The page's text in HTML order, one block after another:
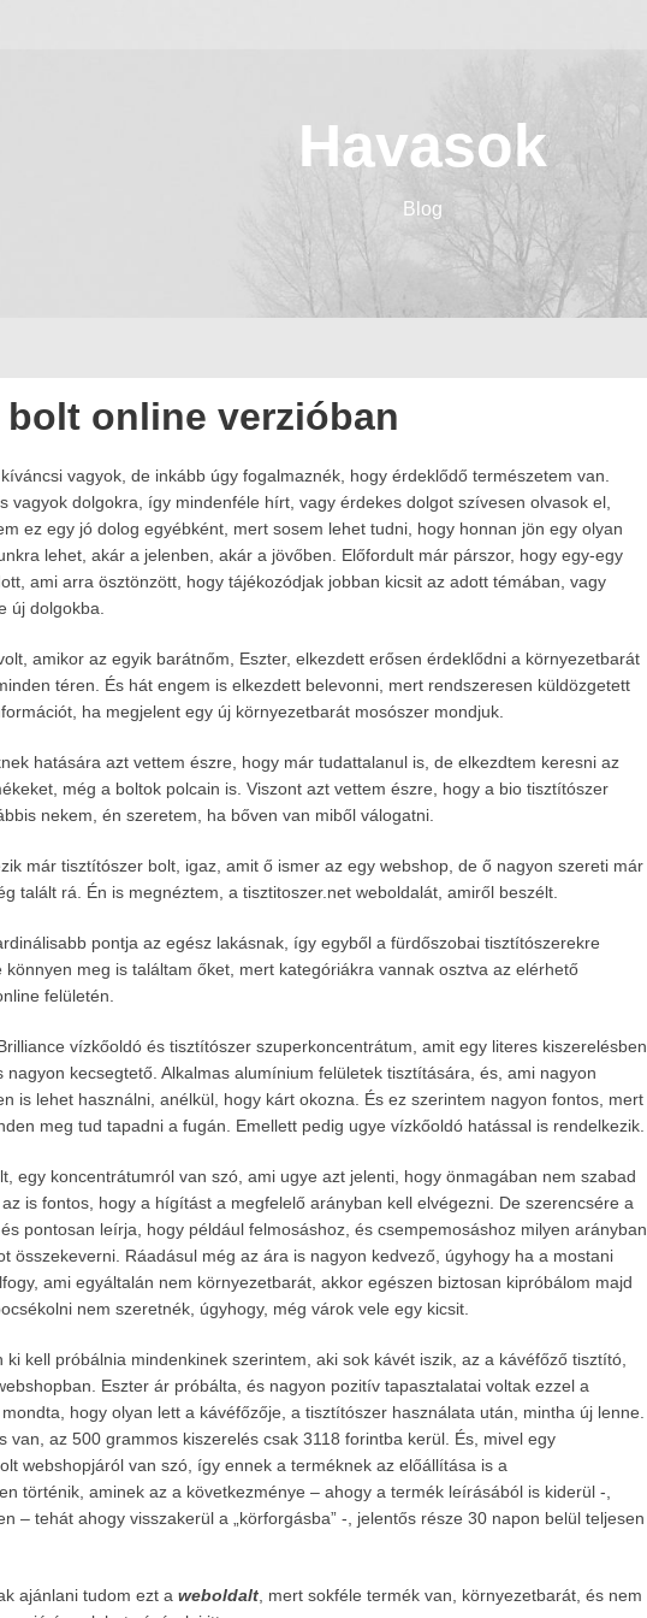
Havasok
Blog
online verzióban
vagyok, de inkább úgy fogalmaznék, hogy érdeklődő természetem van.
vagyok dolgokra, így mindenféle hírt, vagy érdekes dolgot szívesen olvasok el,
ez egy jó dolog egyébként, mert sosem lehet tudni, hogy honnan jön egy olyan
lehet, akár a jelenben, akár a jövőben. Előfordult már párszor, hogy egy-egy
ami arra ösztönzött, hogy tájékozódjak jobban kicsit az adott témában, vagy
új dolgokba.
amikor az egyik barátnőm, Eszter, elkezdett erősen érdeklődni a környezetbarát
téren. És hát engem is elkezdett belevonni, mert rendszeresen küldözgetett
ha megjelent egy új környezetbarát mosószer mondjuk.
hatására azt vettem észre, hogy már tudattalanul is, de elkezdtem keresni az
még a boltok polcain is. Viszont azt vettem észre, hogy a bio tisztítószer
nekem, én szeretem, ha bőven van miből válogatni.
már tisztítószer bolt, igaz, amit ő ismer az egy webshop, de ő nagyon szereti már
talált rá. Én is megnéztem, a tisztitoszer.net weboldalát, amiről beszélt.
pontja az egész lakásnak, így egyből a fürdőszobai tisztítószerekre
meg is találtam őket, mert kategóriákra vannak osztva az elérhető
felületén.
vízkőoldó és tisztítószer szuperkoncentrátum, amit egy literes kiszerelésben
nagyon kecsegtető. Alkalmas alumínium felületek tisztítására, és, ami nagyon
is lehet használni, anélkül, hogy kárt okozna. És ez szerintem nagyon fontos, mert
meg tud tapadni a fugán. Emellett pedig ugye vízkőoldó hatással is rendelkezik.
egy koncentrátumról van szó, ami ugye azt jelenti, hogy önmagában nem szabad
is fontos, hogy a hígítást a megfelelő arányban kell elvégezni. De szerencsére a
pontosan leírja, hogy például felmosáshoz, és csempemosáshoz milyen arányban
összekeverni. Ráadásul még az ára is nagyon kedvező, úgyhogy ha a mostani
ami egyáltalán nem környezetbarát, akkor egészen biztosan kipróbálom majd
nem szeretnék, úgyhogy, még várok vele egy kicsit.
kell próbálnia mindenkinek szerintem, aki sok kávét iszik, az a kávéfőző tisztító,
Eszter ár próbálta, és nagyon pozitív tapasztalatai voltak ezzel a
hogy olyan lett a kávéfőzője, a tisztítószer használata után, mintha új lenne.
van, az 500 grammos kiszerelés csak 3118 forintba kerül. És, mivel egy
webshopjáról van szó, így ennek a terméknek az előállítása is a
történik, aminek az a következménye – ahogy a termék leírásából is kiderül -,
– tehát ahogy visszakerül a „körforgásba” -, jelentős része 30 napon belül teljesen
ajánlani tudom ezt a weboldalt , mert sokféle termék van, környezetbarát, és nem